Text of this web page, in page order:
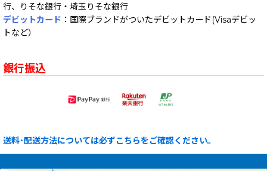
行、りそな銀行・埼玉りそな銀行
デビットカード ：国際ブランドがついたデビットカード(Visaデビッ
トなど）
銀行振込
送料･配送方法については必ずこちらをご確認ください。